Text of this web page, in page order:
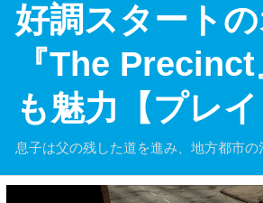
好調スタート
『The
も魅力【プレ
息子は父の残した道を進み、地方都市の